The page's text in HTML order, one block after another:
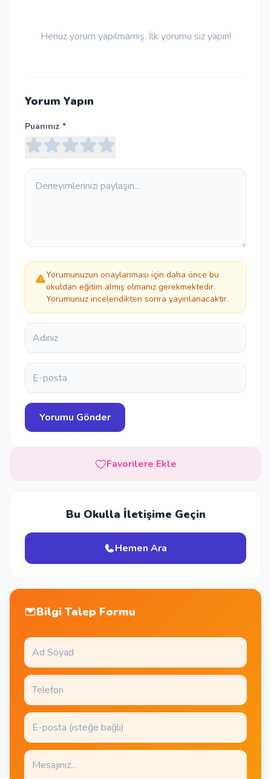
Henüz yorum yapılmamış. İlk yorumu siz yapın!
Yorum Yapın
Puanınız *
Yorumunuzun onaylanması için daha önce bu
okuldan eğitim almış olmanız gerekmektedir.
Yorumunuz incelendikten sonra yayınlanacaktır.
Favorilere Ekle
Bu Okulla İletişime Geçin
Hemen Ara
Bilgi Talep Formu